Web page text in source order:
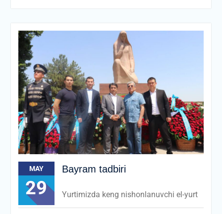
MAY
29
Bayram tadbiri
Yurtimizda keng nishonlanuvchi el-yurt